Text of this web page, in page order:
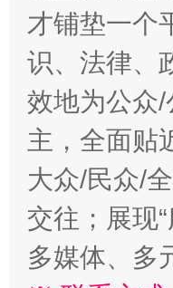
才铺垫一个
识、法律、
效地为公众
主，全面贴
大众/民众/
交往；展现
多媒体、多